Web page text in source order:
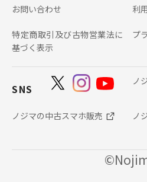
お問い合わせ 利
特定商取引及び古物営業法に
基づく表示
プ
SNS
ノ
ノジマの中古スマホ販売 ノ